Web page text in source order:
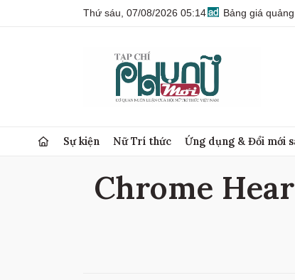
Thứ sáu, 07/08/2026 05:14 Bảng giá
Sự kiện Nữ Trí thức Ứng dụng & Đổi mới
Chrome